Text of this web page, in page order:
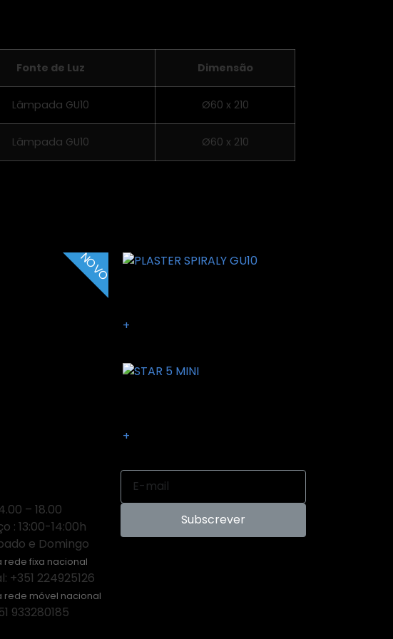
Fonte de Luz Dimensão
Lâmpada GU10 Ø60 x 210
Lâmpada GU10 Ø60 x 210
NOVO
+
+
– 18.00
: 13:00-14:00h
e Domingo
fixa nacional
+351 224925126
rede móvel nacional
933280185
Subscrever